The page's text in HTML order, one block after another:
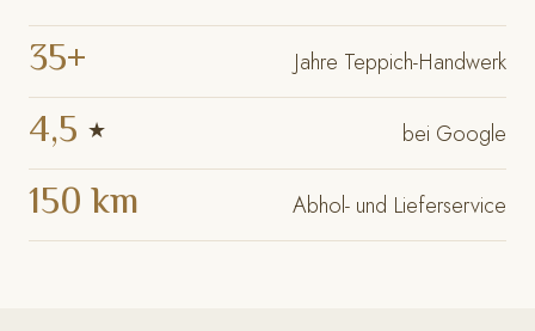
35+ Jahre Teppich-Handwerk
4,5 ★ bei Google
150 km Abhol- und Lieferservice